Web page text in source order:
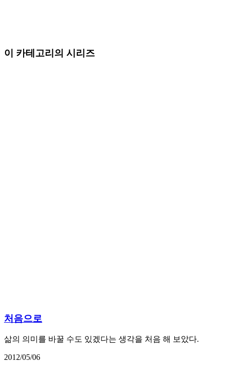
이 카테고리의 시리즈
처음으로
삶의 의미를 바꿀 수도 있겠다는 생각을 처음 해 보았다.
2012/05/06